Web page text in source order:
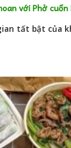
với Phở
tất bật của